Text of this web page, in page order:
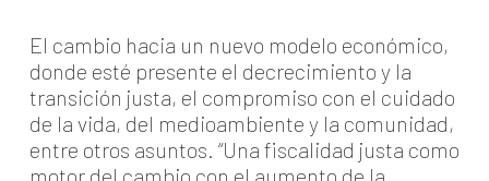
El cambio hacia un nuevo modelo económico,
donde esté presente el decrecimiento y la
transición justa, el compromiso con el cuidado
de la vida, del medioambiente y la comunidad,
entre otros asuntos. “Una fiscalidad justa como
motor del cambio con el aumento de la